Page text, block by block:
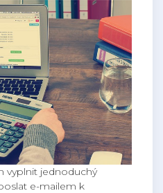
vyplnit jednoduchý
e-mailem k